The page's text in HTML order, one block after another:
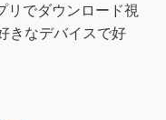
リでダウンロード視
きなデバイスで好